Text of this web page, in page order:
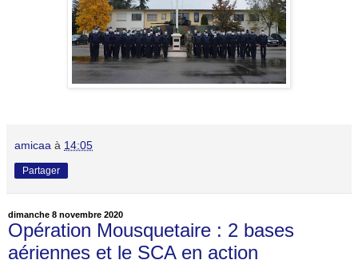
amicaa à 14:05
Partager
dimanche 8 novembre 2020
Opération Mousquetaire : 2 bases
aériennes et le SCA en action